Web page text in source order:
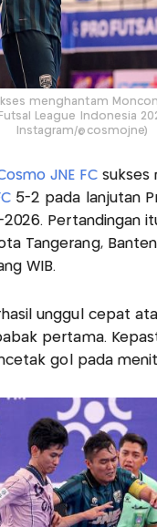
menghantam
League Indonesia
Instagram/@cosmojne)
JNE FC sukses
5-2 pada lanjutan
2026. Pertandingan
Tangerang,
WIB.
unggul cepat
pertama.
gol pada